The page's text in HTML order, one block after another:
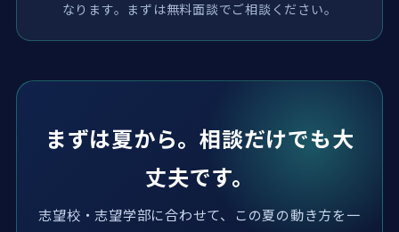
なります。まずは無料面談でご相談ください。
まずは夏から。相談だけでも大
丈夫です。
志望校・志望学部に合わせて、この夏の動き方を一